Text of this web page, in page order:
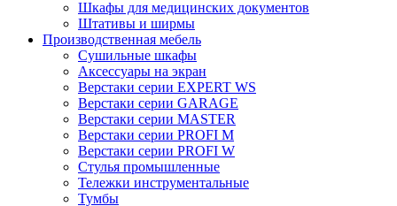
Шкафы для медицинских документов
Штативы и ширмы
Производственная мебель
Cушильные шкафы
Аксессуары на экран
Верстаки серии EXPERT WS
Верстаки серии GARAGE
Верстаки серии MASTER
Верстаки серии PROFI M
Верстаки серии PROFI W
Стулья промышленные
Тележки инструментальные
Тумбы